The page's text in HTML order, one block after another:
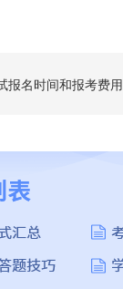
报名时间和报考费用